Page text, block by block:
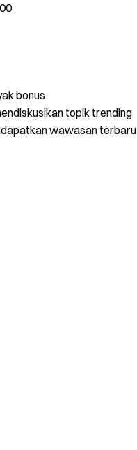
bonus
topik trending
wawasan terbaru